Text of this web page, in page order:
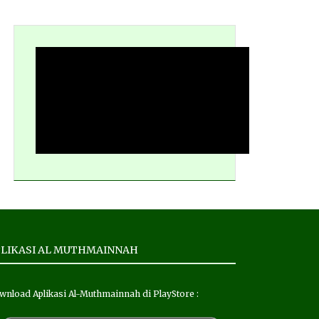
AL MUTHMAINNAH
Aplikasi Al-Muthmainnah di PlayStore :